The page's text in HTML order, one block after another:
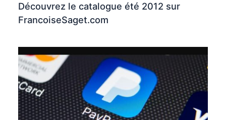
Découvrez le catalogue été 2012 sur
FrancoiseSaget.com